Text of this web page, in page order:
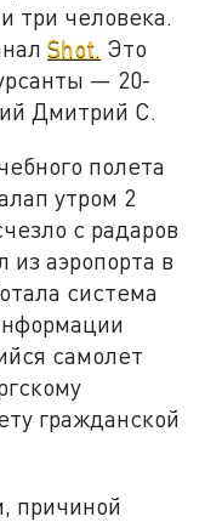
три человека.
Shot. Это
— 20-
Дмитрий С.
полета
утром 2
с радаров
аэропорта в
система
самолет
гражданской
причиной